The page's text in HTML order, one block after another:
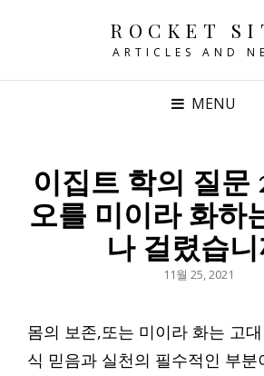
ROCKET
ARTICLES AND
MENU
이집트 학의 질문
오를 미이라 화하
나 걸렸습
POSTED
11월 25, 2021
몸의 보존,또는 미이라 화는 고
식 믿음과 실천의 필수적인 부분